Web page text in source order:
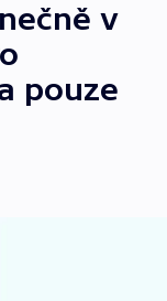
v
pouze